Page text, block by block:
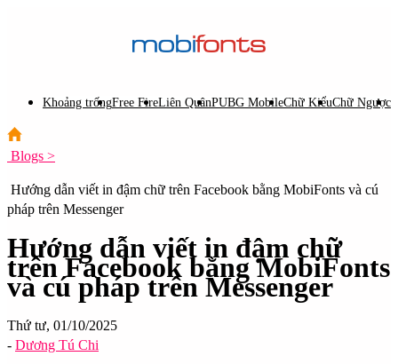
Khoảng trốngFree FireLiên QuânPUBG MobileChữ KiểuChữ Ngược
Blogs >
Hướng dẫn viết in đậm chữ trên Facebook bằng MobiFonts và cú
pháp trên Messenger
Hướng dẫn viết in đậm chữ
trên Facebook bằng MobiFonts
và cú pháp trên Messenger
Thứ tư, 01/10/2025
- Dương Tú Chi